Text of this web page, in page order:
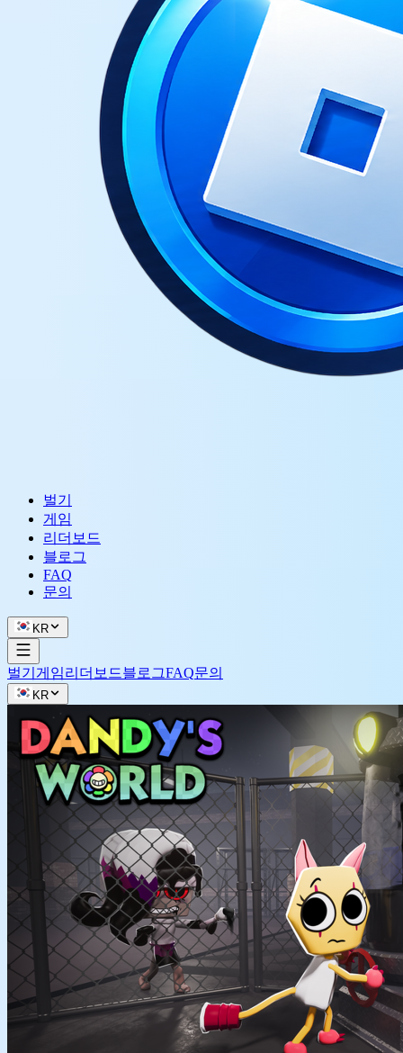
벌기
게임
리더보드
블로그
FAQ
문의
KR
벌기 게임리더보드블로그FAQ문의
KR